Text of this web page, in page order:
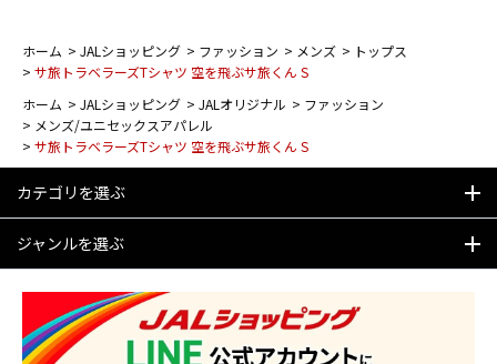
ホーム > JALショッピング > ファッション > メンズ > トップス
> サ旅トラベラーズTシャツ 空を飛ぶサ旅くん S
ホーム > JALショッピング > JALオリジナル > ファッション
> メンズ/ユニセックスアパレル
> サ旅トラベラーズTシャツ 空を飛ぶサ旅くん S
カテゴリを選ぶ
ジャンルを選ぶ